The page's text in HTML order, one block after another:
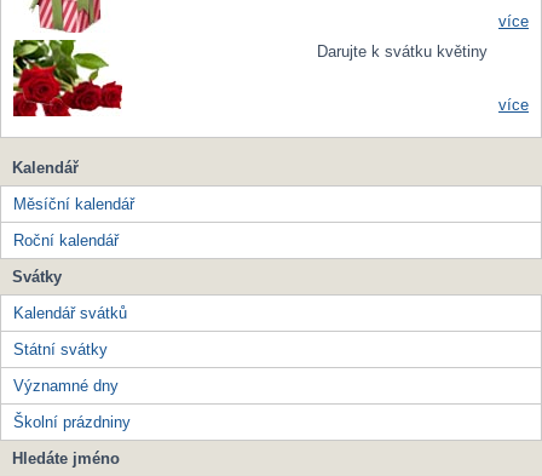
více
Darujte k svátku květiny
více
Kalendář
Měsíční kalendář
Roční kalendář
Svátky
Kalendář svátků
Státní svátky
Významné dny
Školní prázdniny
Hledáte jméno